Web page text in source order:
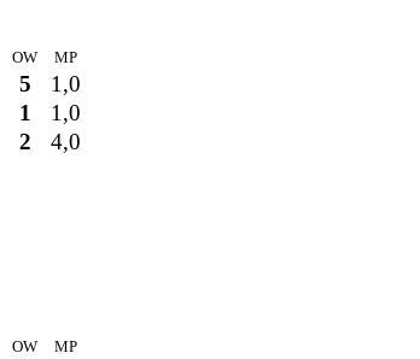
OW MP
5
1,0
1
1,0
2 4,0
OW MP